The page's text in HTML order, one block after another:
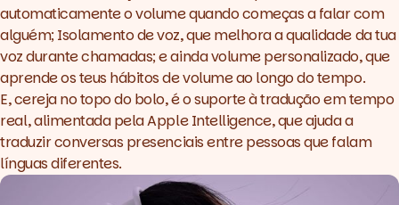
automaticamente o volume quando começas a falar com
alguém; Isolamento de voz, que melhora a qualidade da tua
voz durante chamadas; e ainda volume personalizado, que
aprende os teus hábitos de volume ao longo do tempo.
E, cereja no topo do bolo, é o suporte à tradução em tempo
real, alimentada pela Apple Intelligence, que ajuda a
traduzir conversas presenciais entre pessoas que falam
línguas diferentes.